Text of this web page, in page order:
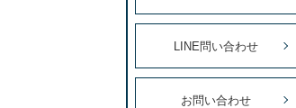
LINE問い合わせ
お問い合わせ